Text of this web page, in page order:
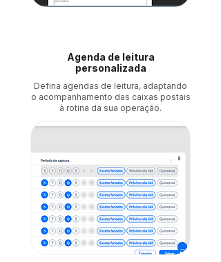
Agenda de leitura
personalizada
Defina agendas de leitura, adaptando
o acompanhamento das caixas postais
à rotina da sua operação.